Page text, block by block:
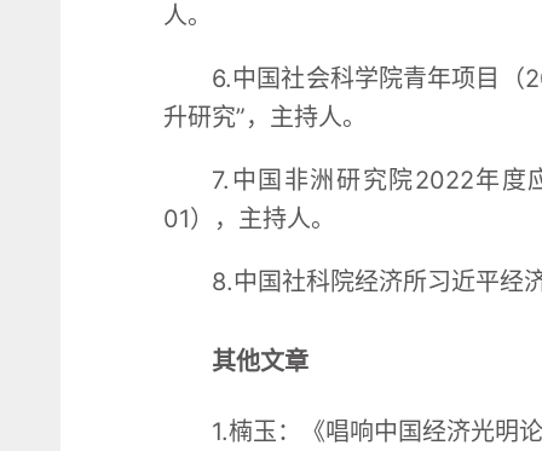
人。
6.中国社会科学院青年项目（
升研究”，主持人。
7.中国非洲研究院2022年度
01），主持人。
8.中国社科院经济所习近平经
其他文章
1.楠玉：《唱响中国经济光明